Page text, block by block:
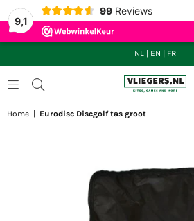
9,1
99 Reviews
NL EN FR
Home Eurodisc Discgolf tas groot